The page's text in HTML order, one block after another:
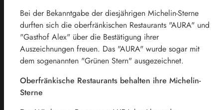
Bei der Bekanntgabe der diesjährigen Michelin-Sterne
durften sich die oberfränkischen Restaurants "AURA" und
"Gasthof Alex" über die Bestätigung ihrer
Auszeichnungen freuen. Das "AURA" wurde sogar mit
dem sogenannten "Grünen Stern" ausgezeichnet.
Oberfränkische Restaurants behalten ihre Michelin-
Sterne